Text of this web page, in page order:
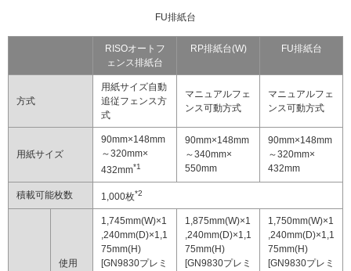
FU排紙台
RISOオートフ
ェンス排紙台
RP排紙台(W) FU排紙台
方式
用紙サイズ自動
追従フェンス方
式
マニュアルフェ
ンス可動方式
マニュアルフェ
ンス可動方式
用紙サイズ
90mm×148mm
～320mm×
432mm*1
90mm×148mm
～340mm×
550mm
90mm×148mm
～320mm×
432mm
積載可能枚数 1,000枚*2
使用
1,745mm(W)×1
,240mm(D)×1,1
75mm(H)
[GN9830プレミ
1,875mm(W)×1
,240mm(D)×1,1
75mm(H)
[GN9830プレミ
1,750mm(W)×1
,240mm(D)×1,1
75mm(H)
[GN9830プレミ